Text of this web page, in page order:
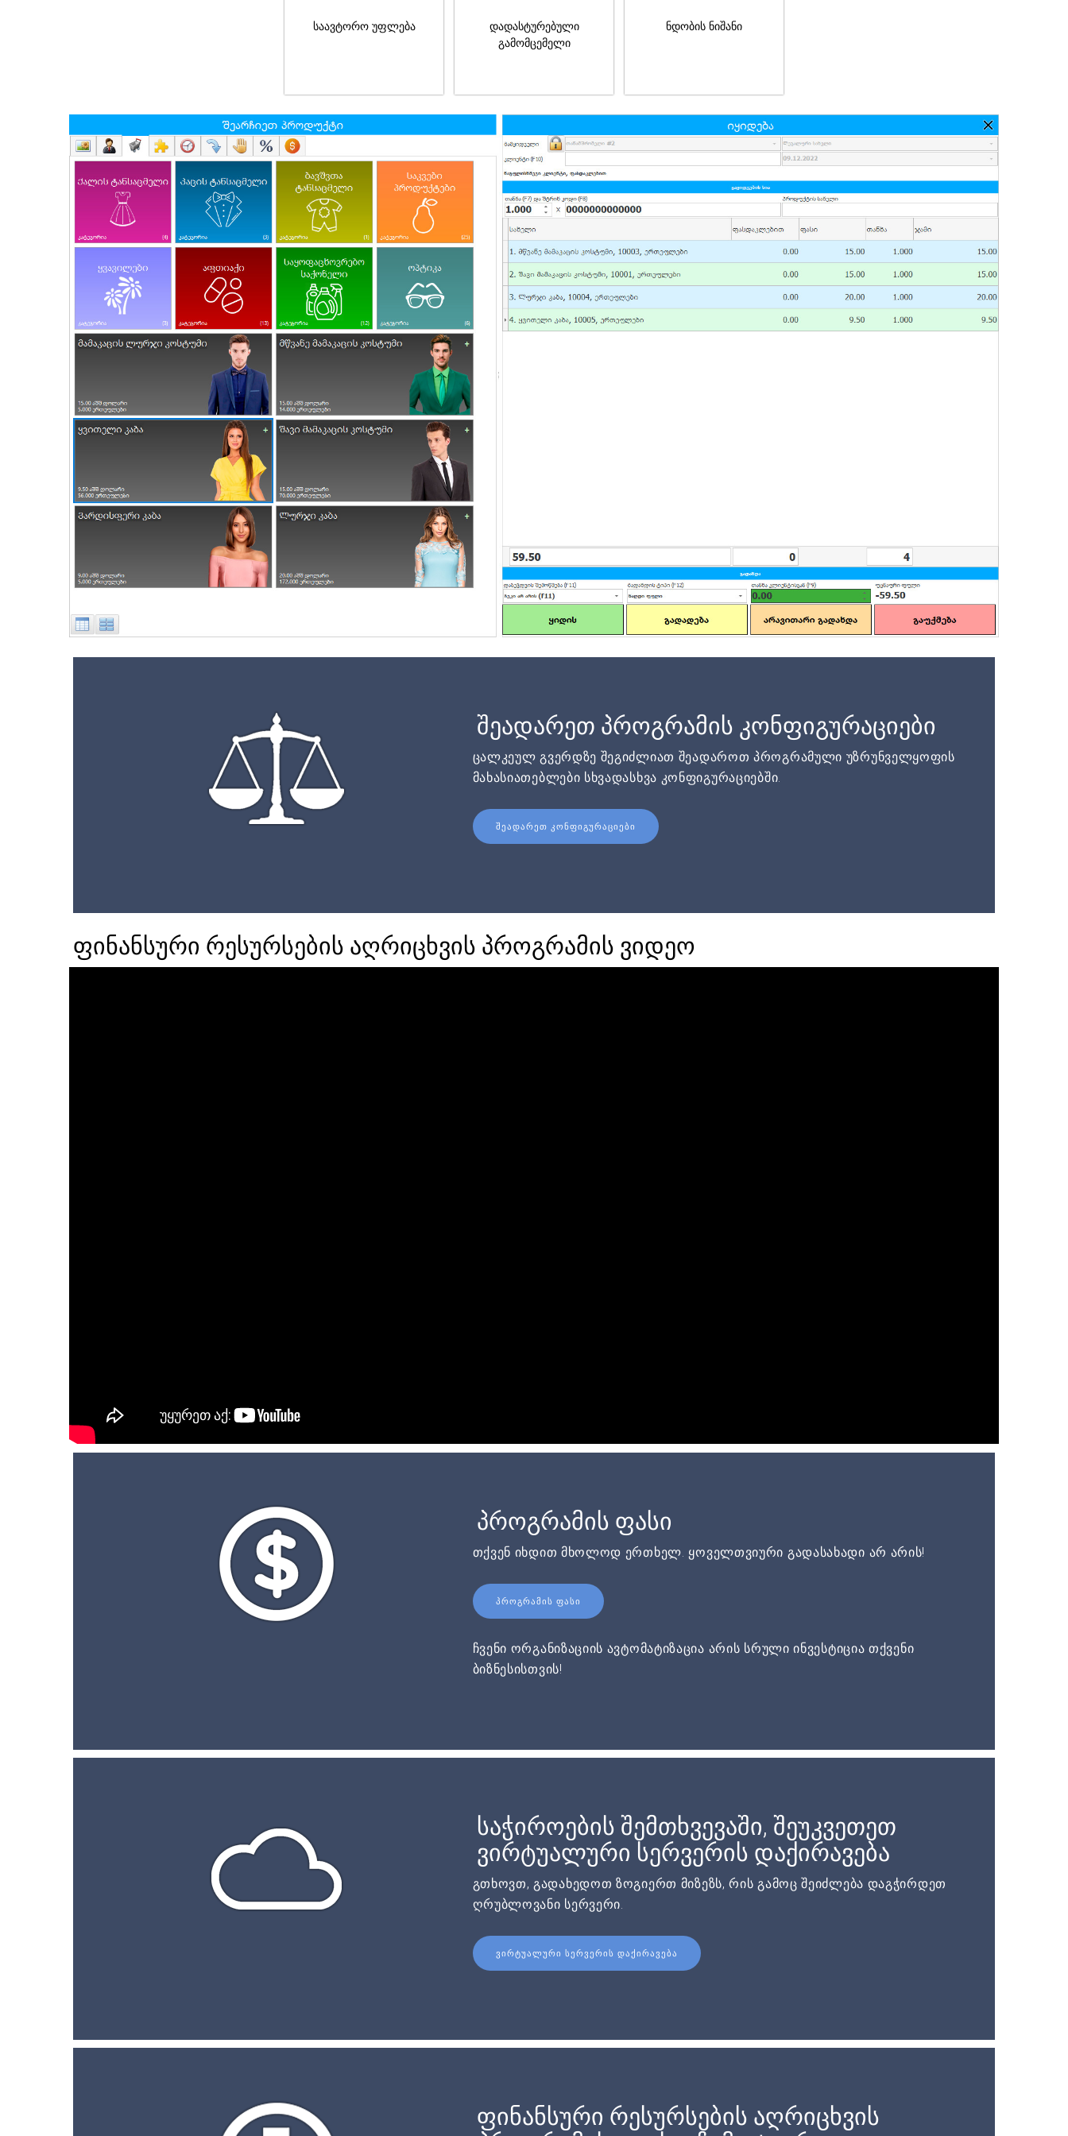
საავტორო უფლება
დადასტურებული
გამომცემელი
ნდობის ნიშანი
შეადარეთ პროგრამის კონფიგურაციები
ცალკეულ გვერდზე შეგიძლიათ შეადაროთ პროგრამული უზრუნველყოფის
მახასიათებლები სხვადასხვა კონფიგურაციებში.
ᲨᲔᲐᲓᲐᲠᲔᲗ ᲙᲝᲜᲤᲘᲒᲣᲠᲐᲪᲘᲔᲑᲘ
ფინანსური რესურსების აღრიცხვის პროგრამის ვიდეო
პროგრამის ფასი
თქვენ იხდით მხოლოდ ერთხელ. ყოველთვიური გადასახადი არ არის!
ᲞᲠᲝᲒᲠᲐᲛᲘᲡ ᲤᲐᲡᲘ
ჩვენი ორგანიზაციის ავტომატიზაცია არის სრული ინვესტიცია თქვენი
ბიზნესისთვის!
საჭიროების შემთხვევაში, შეუკვეთეთ
ვირტუალური სერვერის დაქირავება
გთხოვთ, გადახედოთ ზოგიერთ მიზეზს, რის გამოც შეიძლება დაგჭირდეთ
ღრუბლოვანი სერვერი.
ᲕᲘᲠᲢᲣᲐᲚᲣᲠᲘ ᲡᲔᲠᲕᲔᲠᲘᲡ ᲓᲐᲥᲘᲠᲐᲕᲔᲑᲐ
ფინანსური რესურსების აღრიცხვის